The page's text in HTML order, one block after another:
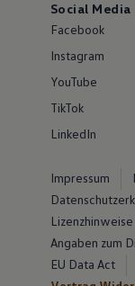
Social Media
Facebook
Instagram
YouTube
TikTok
LinkedIn
Impressum
Angaben zum
EU Data Act